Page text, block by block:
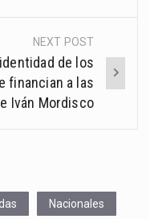
NEXT POST
de los
financian a las
Iván Mordisco
Nacionales